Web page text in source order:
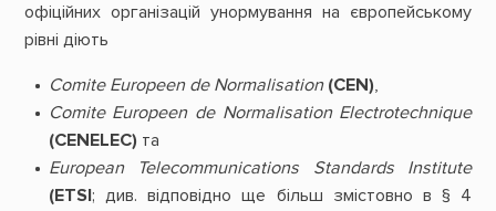
офіційних організацій унормування на європейському
рівні діють
Comite Europeen de Normalisation (CEN),
Comite Europeen de Normalisation Electrotechnique
(CENELEC) та
European Telecommunications Standards Institute
(ETSI; див. відповідно ще більш змістовно в § 4